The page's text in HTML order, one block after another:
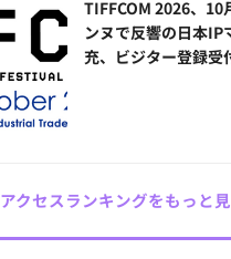
TIFFCOM 2026、10
ンヌで反響の日本IP
充、ビジター登録受
アクセスランキングをもっと